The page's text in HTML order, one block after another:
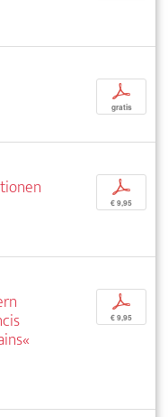
p
gratis
p
€ 9,95
p
€ 9,95